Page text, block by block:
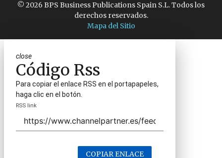
© 2026 BPS Business Publications Spain S.L. Todos los
derechos reservados.
Mapa del Sitio
close
Código Rss
Para copiar el enlace RSS en el portapapeles,
haga clic en el botón.
RSS link
COPIAR ENLACE